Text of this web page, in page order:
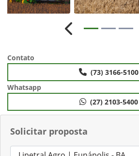
Solicitar proposta
Anterior
Contato
(73) 3166-5100
Whatsapp
(27) 2103-5400